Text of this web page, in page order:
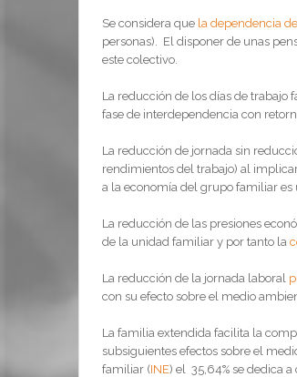
Se considera que la dependencia
personas). El disponer de unas
este colectivo.
La reducción de los días de trabajo
fase de interdependencia con
La reducción de jornada sin
rendimientos del trabajo) al
a la economía del grupo familiar
La reducción de las presiones
de la unidad familiar y por tanto la
La reducción de la jornada laboral
con su efecto sobre el medio
La familia extendida facilita la
subsiguientes efectos sobre el
familiar (INE) el 35,64% se dedica